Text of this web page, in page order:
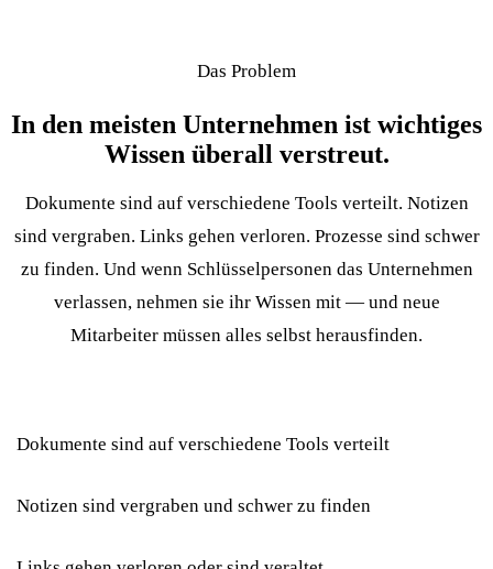
Das Problem
In den meisten Unternehmen ist wichtiges
Wissen überall verstreut.
Dokumente sind auf verschiedene Tools verteilt. Notizen
sind vergraben. Links gehen verloren. Prozesse sind schwer
zu finden. Und wenn Schlüsselpersonen das Unternehmen
verlassen, nehmen sie ihr Wissen mit — und neue
Mitarbeiter müssen alles selbst herausfinden.
Dokumente sind auf verschiedene Tools verteilt
Notizen sind vergraben und schwer zu finden